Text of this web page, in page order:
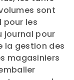
sont
pour les
journal pour
la gestion des
magasiniers